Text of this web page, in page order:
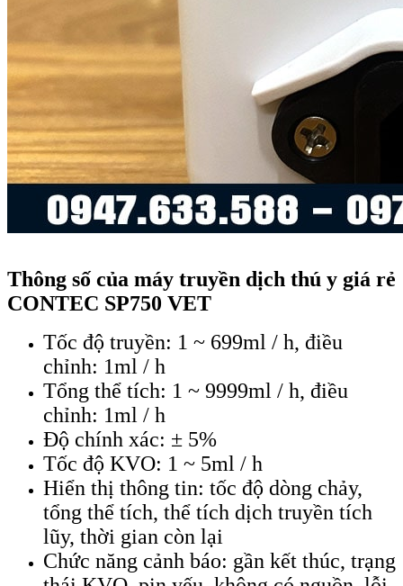
Thông số của máy truyền dịch thú y giá rẻ
CONTEC SP750 VET
Tốc độ truyền: 1 ~ 699ml / h, điều
chỉnh: 1ml / h
Tổng thể tích: 1 ~ 9999ml / h, điều
chỉnh: 1ml / h
Độ chính xác: ± 5%
Tốc độ KVO: 1 ~ 5ml / h
Hiển thị thông tin: tốc độ dòng chảy,
tổng thể tích, thể tích dịch truyền tích
lũy, thời gian còn lại
Chức năng cảnh báo: gần kết thúc, trạng